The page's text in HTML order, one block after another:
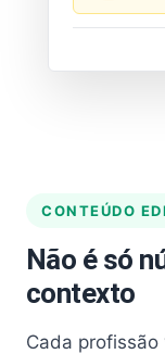
CONTEÚDO
Não é só
contexto
Cada